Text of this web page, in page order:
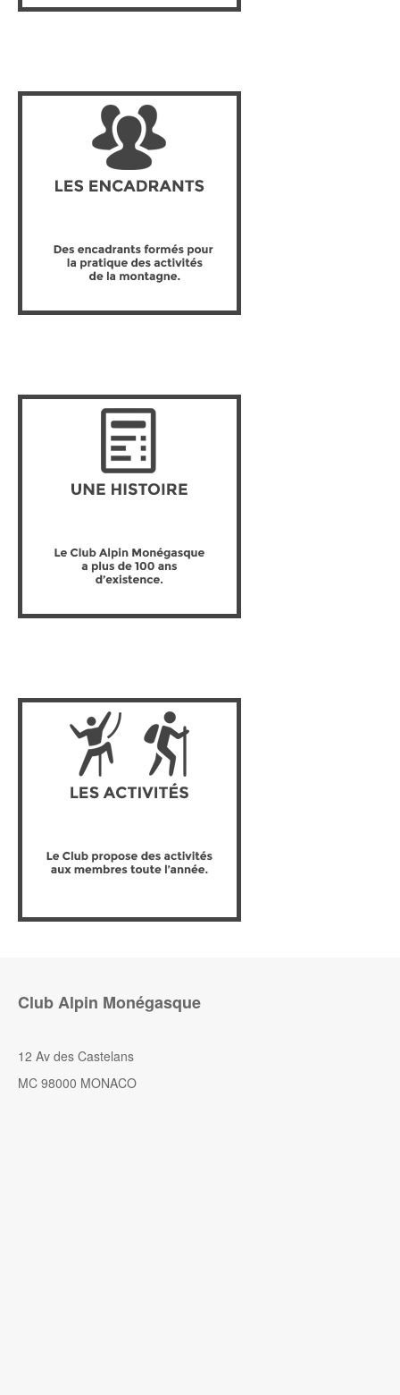
Club Alpin Monégasque
12 Av des Castelans
MC 98000 MONACO